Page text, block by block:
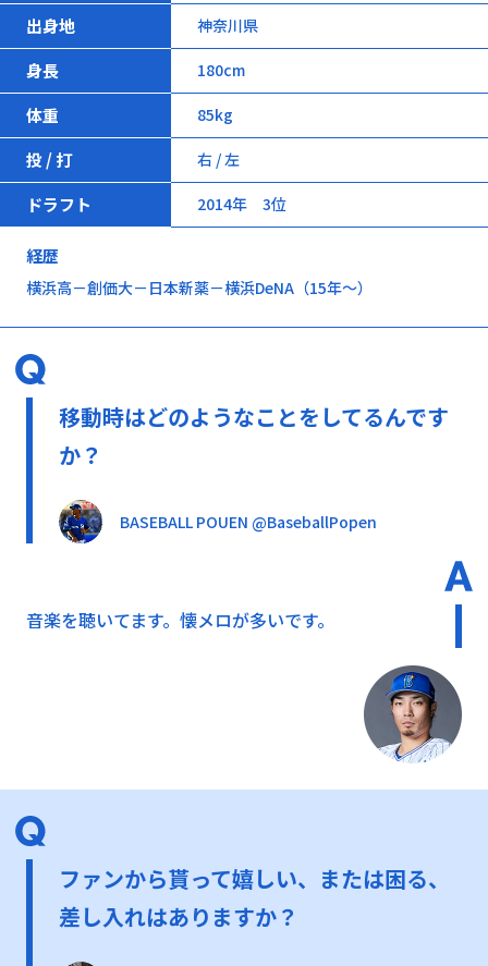
出身地 神奈川県
身長 180cm
体重 85kg
投 / 打 右 / 左
ドラフト 2014年 3位
経歴
横浜高－創価大－日本新薬－横浜DeNA（15年～）
移動時はどのようなことをしてるんです
か？
BASEBALL POUEN @BaseballPopen
音楽を聴いてます。懐メロが多いです。
ファンから貰って嬉しい、または困る、
差し入れはありますか？